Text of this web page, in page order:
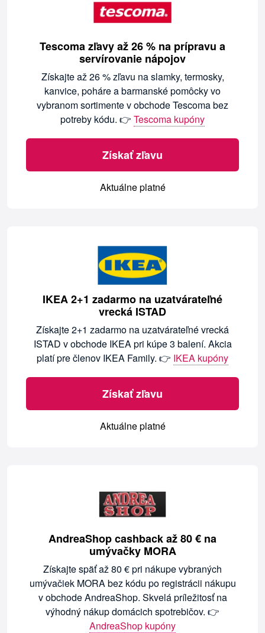
Tescoma zľavy až 26 % na prípravu a
servírovanie nápojov
Získajte až 26 % zľavu na slamky, termosky,
kanvice, poháre a barmanské pomôcky vo
vybranom sortimente v obchode Tescoma bez
potreby kódu. 👉 Tescoma kupóny
Získať zľavu
Aktuálne platné
IKEA 2+1 zadarmo na uzatvárateľné
vrecká ISTAD
Získajte 2+1 zadarmo na uzatvárateľné vrecká
ISTAD v obchode IKEA pri kúpe 3 balení. Akcia
platí pre členov IKEA Family. 👉 IKEA kupóny
Získať zľavu
Aktuálne platné
AndreaShop cashback až 80 € na
umývačky MORA
Získajte späť až 80 € pri nákupe vybraných
umývačiek MORA bez kódu po registrácii nákupu
v obchode AndreaShop. Skvelá príležitosť na
výhodný nákup domácich spotrebičov. 👉
AndreaShop kupóny